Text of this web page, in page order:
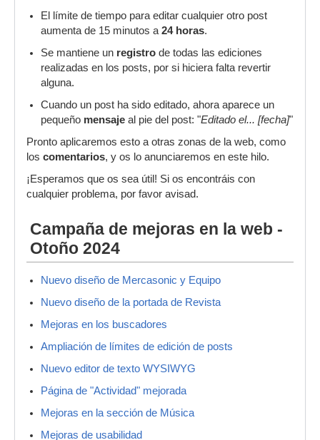
El límite de tiempo para editar cualquier otro post
aumenta de 15 minutos a 24 horas.
Se mantiene un registro de todas las ediciones
realizadas en los posts, por si hiciera falta revertir
alguna.
Cuando un post ha sido editado, ahora aparece un
pequeño mensaje al pie del post: "Editado el... [fecha]"
Pronto aplicaremos esto a otras zonas de la web, como
los comentarios, y os lo anunciaremos en este hilo.
¡Esperamos que os sea útil! Si os encontráis con
cualquier problema, por favor avisad.
Campaña de mejoras en la web -
Otoño 2024
Nuevo diseño de Mercasonic y Equipo
Nuevo diseño de la portada de Revista
Mejoras en los buscadores
Ampliación de límites de edición de posts
Nuevo editor de texto WYSIWYG
Página de "Actividad" mejorada
Mejoras en la sección de Música
Mejoras de usabilidad